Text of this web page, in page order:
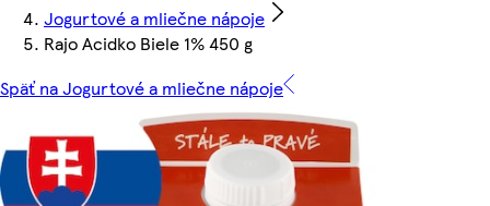
Jogurtové a mliečne nápoje
Rajo Acidko Biele 1% 450 g
Späť na Jogurtové a mliečne nápoje